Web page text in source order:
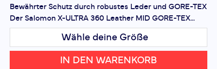
Wärme zuverlässig entweichen kann.
Robustes Obermaterial
Das Obermaterial aus hochwertigem Leder
nicht nur für eine edle Optik, sondern auch für
langlebigen Schutz vor Steinen, Wurzeln und Abrieb.
Überschrift
Rezension
Bewährter Schutz durch robustes Leder und GORE-TEX
Der Salomon X-ULTRA 360 Leather MID GORE-TEX...
Wähle deine Größe
IN DEN WARENKORB